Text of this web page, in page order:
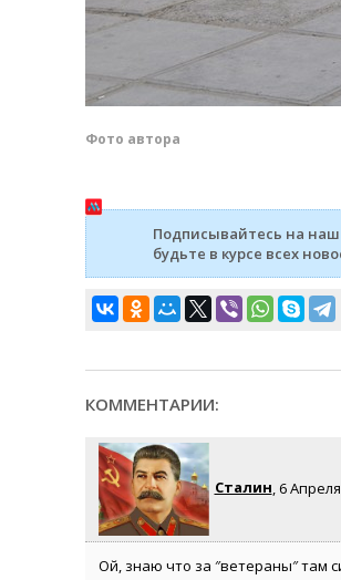
Фото автора
Подписывайтесь на
будьте в курсе всех
КОММЕНТАРИИ:
Сталин , 6
Ой, знаю что за ″ветераны″ там